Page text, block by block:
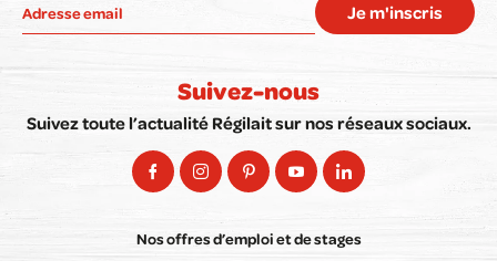
Je m'inscris
Suivez-nous
Suivez toute l’actualité Régilait sur nos réseaux sociaux.
Nos offres d’emploi et de stages